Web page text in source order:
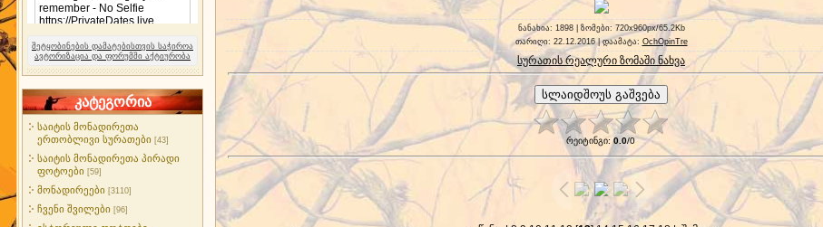
შეტყობინების დამატებისთვის საჭიროა
ავტორიზაცია და ფორუმში აქტიურობა
კატეგორია
საიტის მონადირეთა
ერთობლივი სურათები [43]
საიტის მონადირეთა პირადი
ფოტოები [59]
მონადირეები [3110]
ჩვენი შვილები [96]
ნანახია: 1898 | ზომები: 720x960px/65.2Kb
თარიღი: 22.12.2016 |დაამატა: OchOpinTre
სურათის რეალური ზომაში ნახვა
რეიტინგი:0.0/0